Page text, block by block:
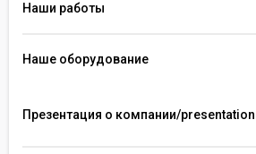
Наши работы
Наше оборудование
Презентация о компании/presentation